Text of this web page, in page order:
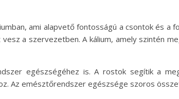
ami alapvető fontosságú a csontok és a
a szervezetben. A kálium, amely szintén
egészségéhez is. A rostok segítik a
Az emésztőrendszer egészsége szoros